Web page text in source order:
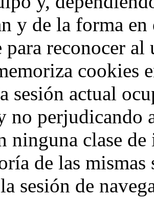
y de la forma
reconocer
cookies
sesión actual
no perjudicando
ninguna clase
de las
sesión de